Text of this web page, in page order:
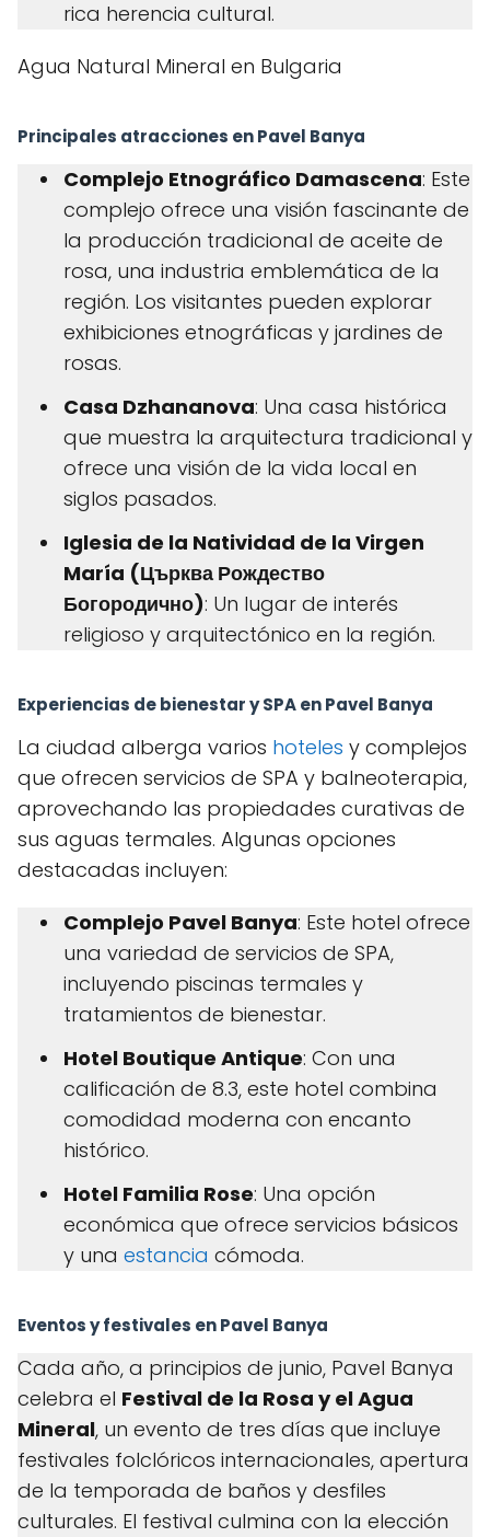
rica herencia cultural.
Agua Natural Mineral en Bulgaria
Principales atracciones en Pavel Banya
Complejo Etnográfico Damascena: Este
complejo ofrece una visión fascinante de
la producción tradicional de aceite de
rosa, una industria emblemática de la
región. Los visitantes pueden explorar
exhibiciones etnográficas y jardines de
rosas.
Casa Dzhananova: Una casa histórica
que muestra la arquitectura tradicional y
ofrece una visión de la vida local en
siglos pasados.
Iglesia de la Natividad de la Virgen
María (Църква Рождество
Богородично): Un lugar de interés
religioso y arquitectónico en la región.
Experiencias de bienestar y SPA en Pavel Banya
La ciudad alberga varios hoteles y complejos
que ofrecen servicios de SPA y balneoterapia,
aprovechando las propiedades curativas de
sus aguas termales. Algunas opciones
destacadas incluyen:
Complejo Pavel Banya: Este hotel ofrece
una variedad de servicios de SPA,
incluyendo piscinas termales y
tratamientos de bienestar.
Hotel Boutique Antique: Con una
calificación de 8.3, este hotel combina
comodidad moderna con encanto
histórico.
Hotel Familia Rose: Una opción
económica que ofrece servicios básicos
y una estancia cómoda.
Eventos y festivales en Pavel Banya
Cada año, a principios de junio, Pavel Banya
celebra el Festival de la Rosa y el Agua
Mineral, un evento de tres días que incluye
festivales folclóricos internacionales, apertura
de la temporada de baños y desfiles
culturales. El festival culmina con la elección